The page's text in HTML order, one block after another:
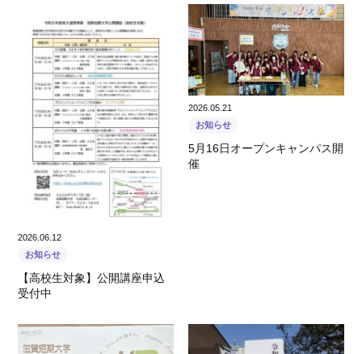
2026.06.12
お知らせ
【高校生対象】公開講座申込
受付中
2026.05.21
お知らせ
5月16日オープンキャンパス開
催